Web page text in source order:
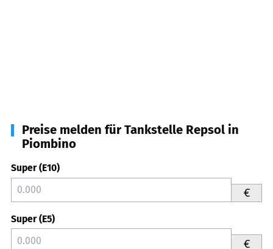
Preise melden für Tankstelle Repsol in
Piombino
Super (E10)
€
Super (E5)
€